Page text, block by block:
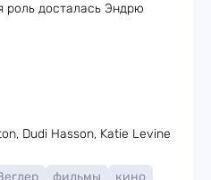
роль досталась Эндрю
Dudi Hasson, Katie Levine
фильмы
кино